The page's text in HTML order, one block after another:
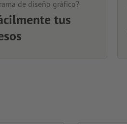
de diseño gráfico?
tus